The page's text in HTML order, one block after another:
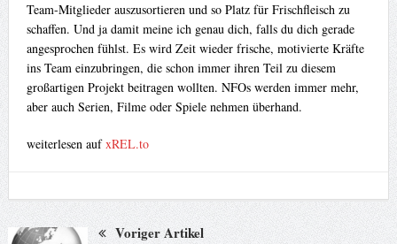
Team-Mitglieder auszusortieren und so Platz für Frischfleisch zu
schaffen. Und ja damit meine ich genau dich, falls du dich gerade
angesprochen fühlst. Es wird Zeit wieder frische, motivierte Kräfte
ins Team einzubringen, die schon immer ihren Teil zu diesem
großartigen Projekt beitragen wollten. NFOs werden immer mehr,
aber auch Serien, Filme oder Spiele nehmen überhand.
weiterlesen aufxREL.to
Voriger Artikel